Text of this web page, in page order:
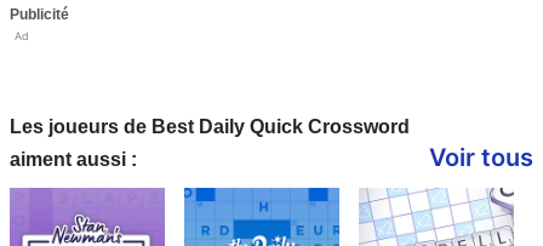
Publicité
Ad
Les joueurs de Best Daily Quick Crossword
aiment aussi :
Voir tous